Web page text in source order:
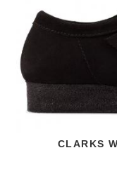
CLARKS